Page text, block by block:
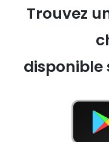
Trouvez
disponible